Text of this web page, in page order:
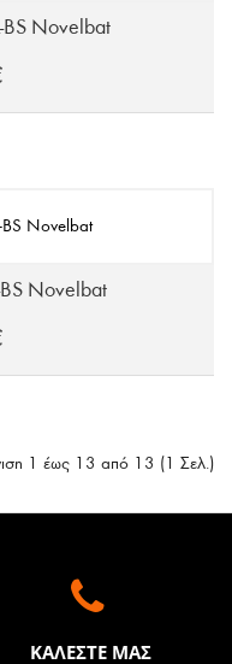
BS Novelbat
Novelbat
1 έως 13 από 13 (1 Σελ.)
ΚΑΛΕΣΤΕ ΜΑΣ